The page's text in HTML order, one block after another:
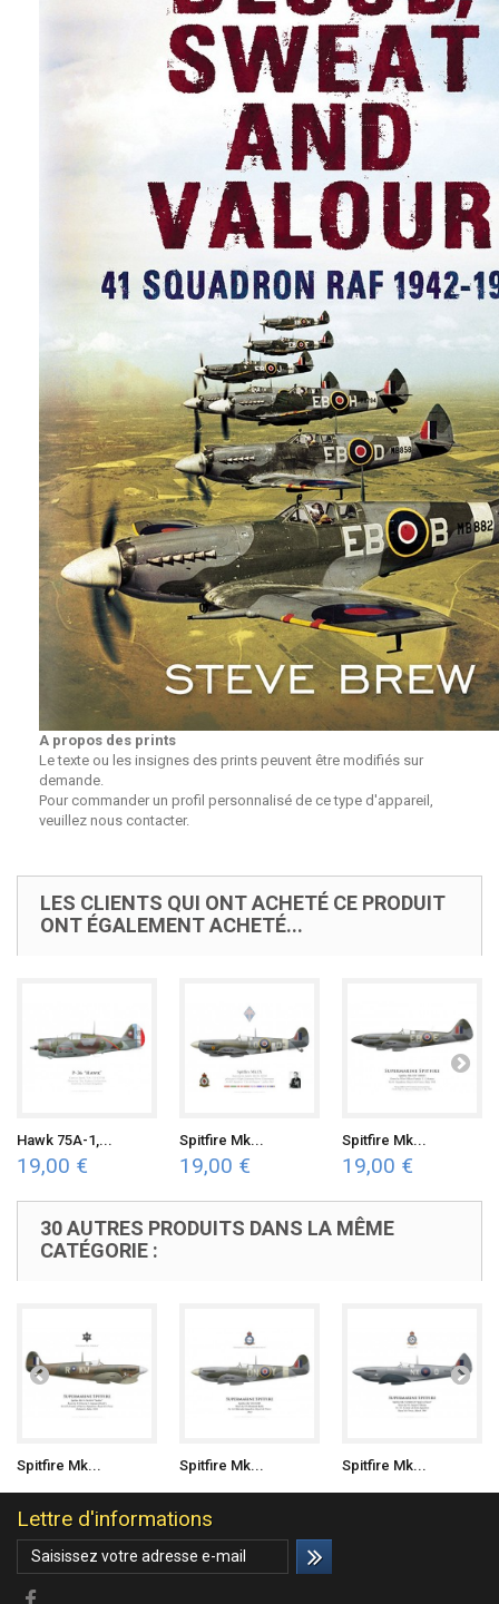
A propos des prints
Le texte ou les insignes des prints peuvent être modifiés sur
demande.
Pour commander un profil personnalisé de ce type d'appareil,
veuillez nous contacter.
LES CLIENTS QUI ONT ACHETÉ CE PRODUIT
ONT ÉGALEMENT ACHETÉ...
Hawk 75A-1,...
19,00 €
Spitfire Mk...
19,00 €
Spitfire Mk...
19,00 €
30 AUTRES PRODUITS DANS LA MÊME
CATÉGORIE :
Spitfire Mk... Spitfire Mk... Spitfire Mk...
Lettre d'informations